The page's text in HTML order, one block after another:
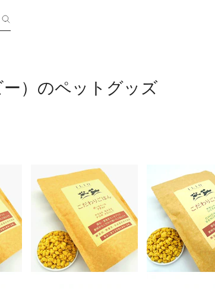
）のペットグッズ